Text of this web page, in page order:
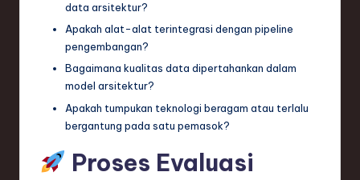
data arsitektur?
Apakah alat-alat terintegrasi dengan pipeline
pengembangan?
Bagaimana kualitas data dipertahankan dalam
model arsitektur?
Apakah tumpukan teknologi beragam atau terlalu
bergantung pada satu pemasok?
Proses Evaluasi